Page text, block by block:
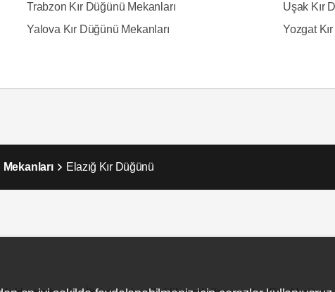
Trabzon Kır Düğünü Mekanları
Uşak Kır
Yalova Kır Düğünü Mekanları
Yozgat
Mekanları Elazığ Kır Düğünü